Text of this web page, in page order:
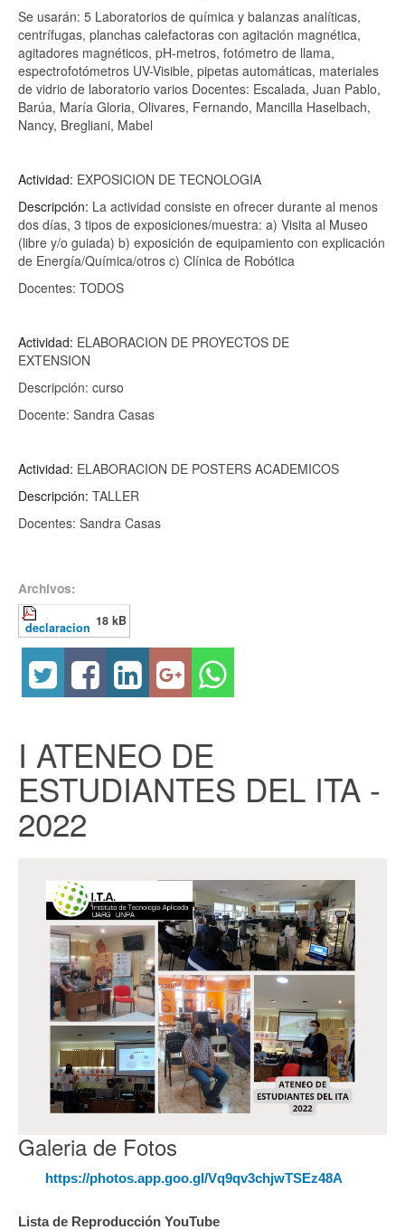
Se usarán: 5 Laboratorios de química y balanzas analíticas,
centrífugas, planchas calefactoras con agitación magnética,
agitadores magnéticos, pH-metros, fotómetro de llama,
espectrofotómetros UV-Visible, pipetas automáticas, materiales
de vidrio de laboratorio varios Docentes: Escalada, Juan Pablo,
Barúa, María Gloria, Olivares, Fernando, Mancilla Haselbach,
Nancy, Bregliani, Mabel
Actividad: EXPOSICION DE TECNOLOGIA
Descripción: La actividad consiste en ofrecer durante al menos
dos días, 3 tipos de exposiciones/muestra: a) Visita al Museo
(libre y/o guiada) b) exposición de equipamiento con explicación
de Energía/Química/otros c) Clínica de Robótica
Docentes: TODOS
Actividad: ELABORACION DE PROYECTOS DE
EXTENSION
Descripción: curso
Docente: Sandra Casas
Actividad: ELABORACION DE POSTERS ACADEMICOS
Descripción: TALLER
Docentes: Sandra Casas
Archivos:
declaracion 18 kB
I ATENEO DE
ESTUDIANTES DEL ITA -
2022
Galeria de Fotos
https://photos.app.goo.gl/Vq9qv3chjwTSEz48A
Lista de Reproducción YouTube